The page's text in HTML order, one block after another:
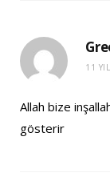
11
Allah bize
gösterir